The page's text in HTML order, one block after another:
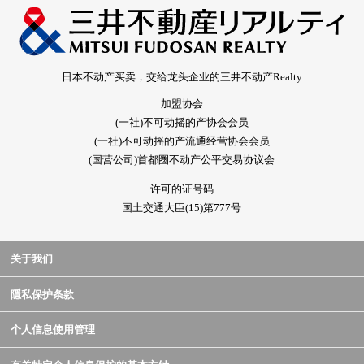
日本不动产买卖，交给龙头企业的三井不动产Realty
加盟协会
(一社)不可动摇的产协会会员
(一社)不可动摇的产流通经营协会会员
(国营公司)首都圈不动产公平交易协议会
许可的证号码
国土交通大臣(15)第777号
关于我们
隱私保护条款
个人信息使用管理